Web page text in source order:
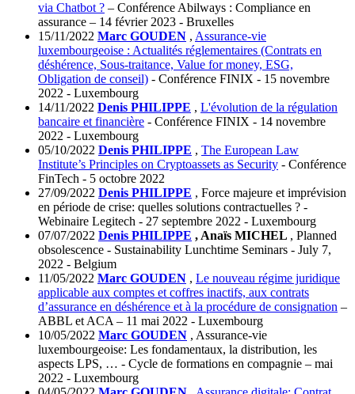
via Chatbot ? – Conférence Abilways : Compliance en
assurance – 14 février 2023 - Bruxelles
15/11/2022 Marc GOUDEN , Assurance-vie
luxembourgeoise : Actualités réglementaires (Contrats en
déshérence, Sous-traitance, Value for money, ESG,
Obligation de conseil) - Conférence FINIX - 15 novembre
2022 - Luxembourg
14/11/2022 Denis PHILIPPE , L'évolution de la régulation
bancaire et financière - Conférence FINIX - 14 novembre
2022 - Luxembourg
05/10/2022 Denis PHILIPPE , The European Law
Institute’s Principles on Cryptoassets as Security - Conférence
FinTech - 5 octobre 2022
27/09/2022 Denis PHILIPPE , Force majeure et imprévision
en période de crise: quelles solutions contractuelles ? -
Webinaire Legitech - 27 septembre 2022 - Luxembourg
07/07/2022 Denis PHILIPPE , Anaïs MICHEL , Planned
obsolescence - Sustainability Lunchtime Seminars - July 7,
2022 - Belgium
11/05/2022 Marc GOUDEN , Le nouveau régime juridique
applicable aux comptes et coffres inactifs, aux contrats
d’assurance en déshérence et à la procédure de consignation –
ABBL et ACA – 11 mai 2022 - Luxembourg
10/05/2022 Marc GOUDEN , Assurance-vie
luxembourgeoise: Les fondamentaux, la distribution, les
aspects LPS, … - Cycle de formations en compagnie – mai
2022 - Luxembourg